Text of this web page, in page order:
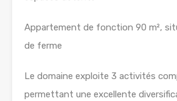
Appartement de fonction 90 m²,
de ferme
Le domaine exploite 3 activités
permettant une excellente